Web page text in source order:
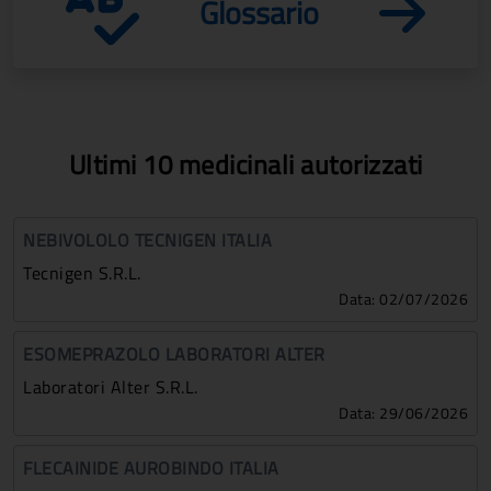
Glossario
Ultimi 10 medicinali autorizzati
NEBIVOLOLO TECNIGEN ITALIA
Tecnigen S.r.l.
Data: 02/07/2026
ESOMEPRAZOLO LABORATORI ALTER
Laboratori Alter S.r.l.
Data: 29/06/2026
FLECAINIDE AUROBINDO ITALIA